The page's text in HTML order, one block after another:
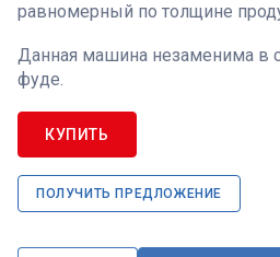
равномерный по толщине
Данная машина незаменима в
фуде.
КУПИТЬ
ПОЛУЧИТЬ ПРЕДЛОЖЕНИЕ